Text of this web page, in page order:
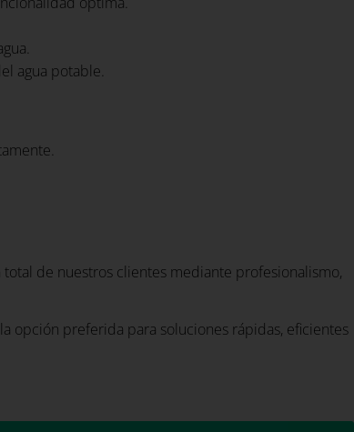
agua potable.
de nuestros clientes mediante profesionalismo,
opción preferida para soluciones rápidas, eficientes